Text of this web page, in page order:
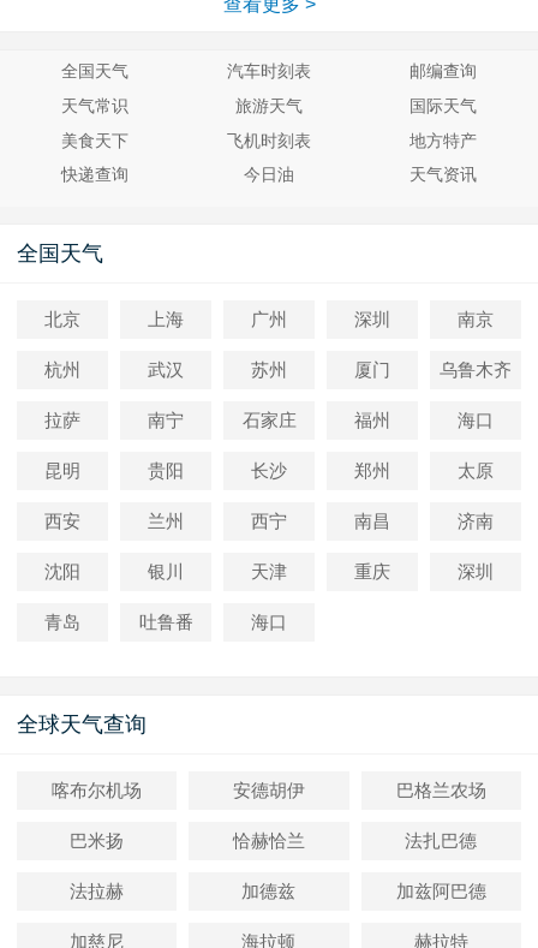
全国天气 汽车时刻表
邮编查询
天气常识
旅游天气
国际天气
美食天下
飞机时刻表
地方特产
快递查询
今日油 天气资讯
全国天气
北京 上海 广州 深圳 南京
杭州 武汉 苏州 厦门 乌鲁木齐
拉萨 南宁 石家庄 福州 海口
昆明 贵阳 长沙 郑州 太原
西安 兰州 西宁 南昌 济南
沈阳 银川 天津 重庆 深圳
青岛 吐鲁番 海口
全球天气查询
喀布尔机场 安德胡伊 巴格兰农场
巴米扬 恰赫恰兰 法扎巴德
法拉赫 加德兹 加兹阿巴德
加慈尼 海拉顿 赫拉特